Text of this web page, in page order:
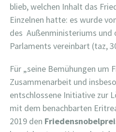
blieb, welchen Inhalt das
Einzelnen hatte: es wurde
des Außenministeriums und
Parlaments vereinbart (taz,
Für „seine Bemühungen um
Zusammenarbeit und
entschlossene Initiative zur
mit dem benachbarten
2019 den